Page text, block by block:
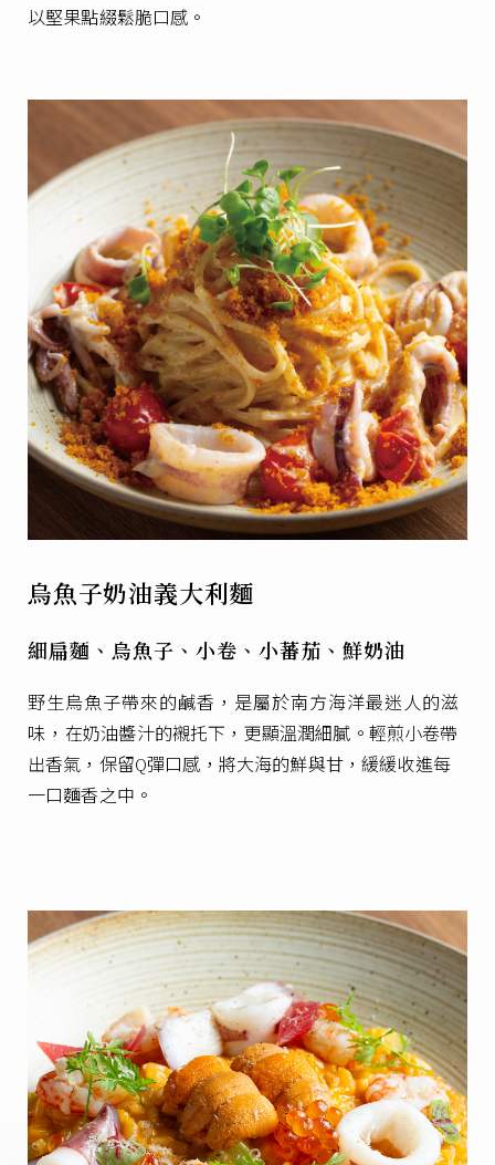
以堅果點綴鬆脆口感。
烏魚子奶油義大利麵
細扁麵、烏魚子、小卷、小蕃茄、鮮奶油
野生烏魚子帶來的鹹香，是屬於南方海洋最迷人的滋
味， 在奶油醬汁的襯托下，更顯溫潤細膩。 輕煎小卷帶
出香氣，保留Q彈口感， 將大海的鮮與甘，緩緩收進每
一口麵香之中。